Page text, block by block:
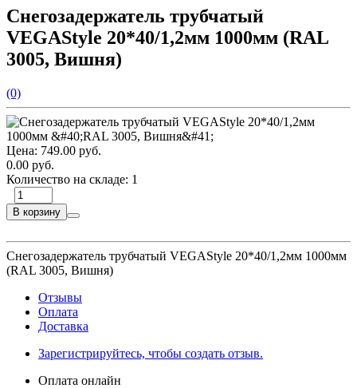
Снегозадержатель трубчатый
VEGAStyle 20*40/1,2мм 1000мм (RAL
3005, Вишня)
(0)
Цена: 749.00 руб.
0.00 руб.
Количество на складе: 1
В корзину
Снегозадержатель трубчатый VEGAStyle 20*40/1,2мм 1000мм
(RAL 3005, Вишня)
Отзывы
Оплата
Доставка
Зарегистрируйтесь, чтобы создать отзыв.
Оплата онлайн